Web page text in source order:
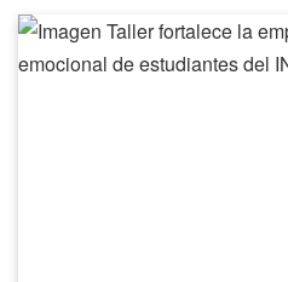
Taller
fortalece